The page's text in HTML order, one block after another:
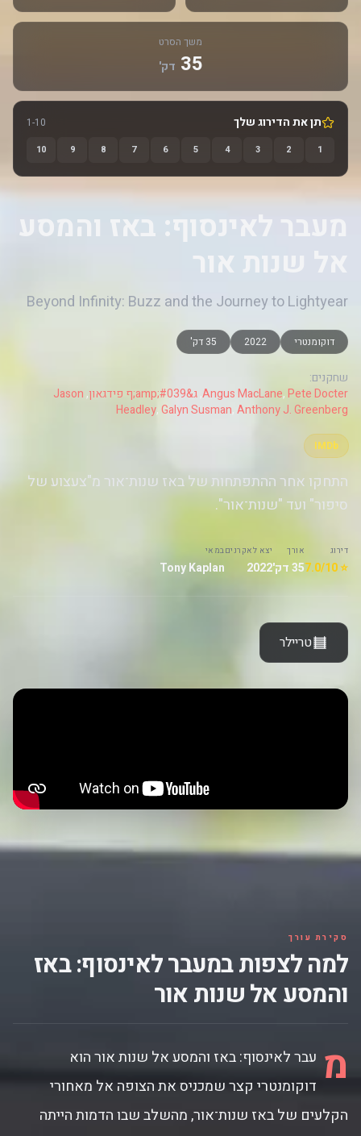
משך הסרט
35 דק'
תן את הדירוג שלך 1-10
1
2
3
4
5
6
7
8
9
10
מעבר לאינסוף: באז והמסע
אל שנות אור
Beyond Infinity: Buzz and the Journey to Lightyear
דוקומנטרי 2022 35 דק'
שחקנים:
Angus MacLane,Pete Docter ג&amp;#039;ף פידגאון ,
Jason
Headley,Galyn Susman Anthony J. Greenberg
IMDb
התחקו אחר ההתפתחות של באז שנות־אור מ"צעצוע של
סיפור" ועד "שנות־אור".
דירוג
⭐ 7.0/10
אורך
35 דק'
יצא לאקרנים
2022
במאי
Tony Kaplan
טריילר
סקירת עורך
למה לצפות במעבר לאינסוף: באז
והמסע אל שנות אור
מ עבר לאינסוף: באז והמסע אל שנות אור הוא
דוקומנטרי קצר שמכניס את הצופה אל מאחורי
הקלעים של באז שנות־אור, מהשלב שבו הדמות הייתה